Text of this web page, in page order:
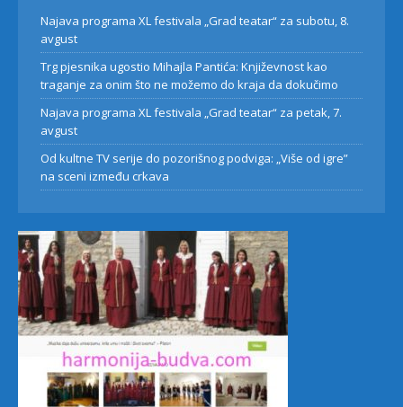
Najava programa XL festivala „Grad teatar“ za subotu, 8.
avgust
Trg pjesnika ugostio Mihajla Pantića: Književnost kao
traganje za onim što ne možemo do kraja da dokučimo
Najava programa XL festivala „Grad teatar“ za petak, 7.
avgust
Od kultne TV serije do pozorišnog podviga: „Više od igre”
na sceni između crkava